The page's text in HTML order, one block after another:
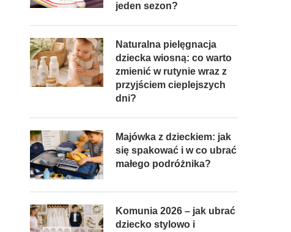
jeden sezon?
Naturalna pielęgnacja
dziecka wiosną: co warto
zmienić w rutynie wraz z
przyjściem cieplejszych
dni?
Majówka z dzieckiem: jak
się spakować i w co ubrać
małego podróżnika?
Komunia 2026 – jak ubrać
dziecko stylowo i